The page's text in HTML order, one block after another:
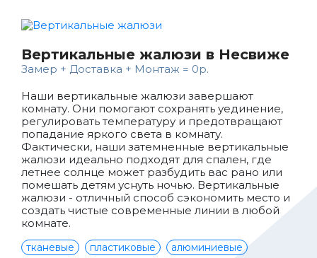
Вертикальные жалюзи в Несвиже
Замер + Доставка + Монтаж = 0р.
Наши вертикальные жалюзи завершают
комнату. Они помогают сохранять уединение,
регулировать температуру и предотвращают
попадание яркого света в комнату.
Фактически, наши затемненные вертикальные
жалюзи идеально подходят для спален, где
летнее солнце может разбудить вас рано или
помешать детям уснуть ночью. Вертикальные
жалюзи - отличный способ сэкономить место и
создать чистые современные линии в любой
комнате.
тканевые пластиковые
алюминиевые